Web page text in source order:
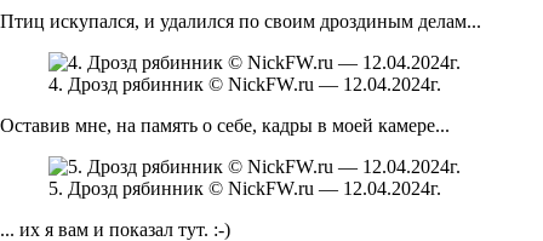
Птиц искупался, и удалился по своим дроздиным делам...
4. Дрозд рябинник © NickFW.ru — 12.04.2024г.
Оставив мне, на память о себе, кадры в моей камере...
5. Дрозд рябинник © NickFW.ru — 12.04.2024г.
... их я вам и показал тут. :-)